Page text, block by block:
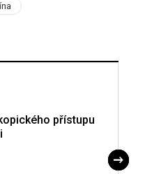
přístupu